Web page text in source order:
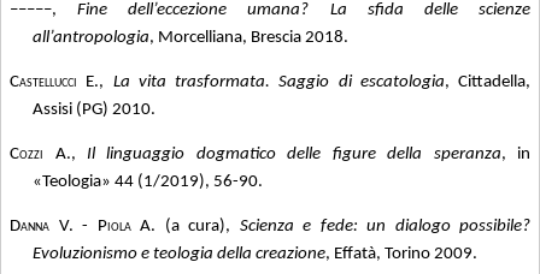
–––––,Fine dell’eccezione umana? La sfida delle scienze
all’antropologia, Morcelliana, Brescia 2018.
Castellucci E., La vita trasformata. Saggio di escatologia, Cittadella,
Assisi (PG) 2010.
Cozzi A., Il linguaggio dogmatico delle figure della speranza, in
«Teologia» 44 (1/2019), 56-90.
Danna V. - Piola A. (a cura), Scienza e fede: un dialogo possibile?
Evoluzionismo e teologia della creazione, Effatà, Torino 2009.